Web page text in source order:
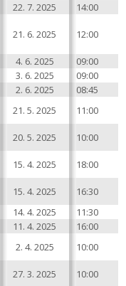
22. 7. 2025 14:00
21. 6. 2025 12:00
4. 6. 2025
09:00
3. 6. 2025
09:00
2. 6. 2025
08:45
21. 5. 2025 11:00
20. 5. 2025 10:00
15. 4. 2025 18:00
15. 4. 2025
16:30
14. 4. 2025
11:30
11. 4. 2025
16:00
2. 4. 2025 10:00
27. 3. 2025
10:00